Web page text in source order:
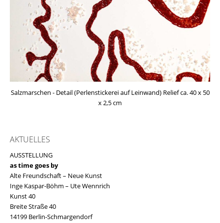
Salzmarschen - Detail (Perlenstickerei auf Leinwand) Relief ca. 40 x 50
x 2,5 cm
AKTUELLES
AUSSTELLUNG
as time goes by
Alte Freundschaft – Neue Kunst
Inge Kaspar-Böhm – Ute Wennrich
Kunst 40
Breite Straße 40
14199 Berlin-Schmargendorf